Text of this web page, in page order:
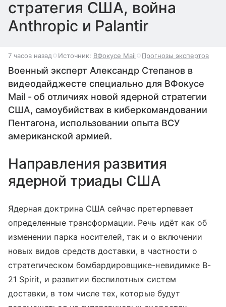
стратегия США, война
Anthropic и Palantir
7 часов назад Источник: ВФокусе Mail Прогнозы экспертов
Военный эксперт Александр Степанов в
видеодайджесте специально для ВФокусе
Mail - об отличиях новой ядерной стратегии
США, самоубийствах в киберкомандовании
Пентагона, использовании опыта ВСУ
американской армией.
Направления развития
ядерной триады США
Ядерная доктрина США сейчас претерпевает
определенные трансформации. Речь идёт как об
изменении парка носителей, так и о включении
новых видов средств доставки, в частности о
стратегическом бомбардировщике-невидимке B-
21 Spirit, и развитии беспилотных систем
доставки, в том числе тех, которые будут